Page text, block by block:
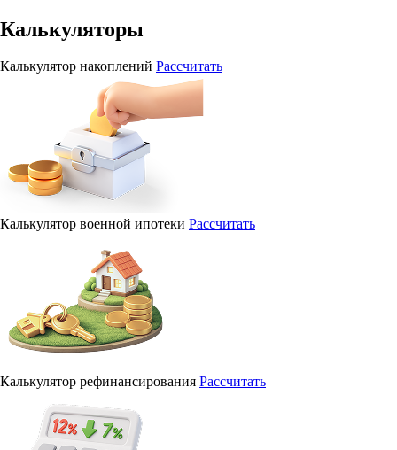
Калькуляторы
Калькулятор накоплений Рассчитать
Калькулятор военной ипотеки Рассчитать
Калькулятор рефинансирования Рассчитать